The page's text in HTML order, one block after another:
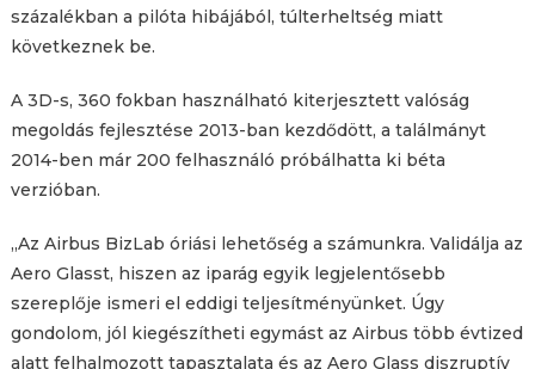
százalékban a pilóta hibájából, túlterheltség miatt
következnek be.
A 3D-s, 360 fokban használható kiterjesztett valóság
megoldás fejlesztése 2013-ban kezdődött, a találmányt
2014-ben már 200 felhasználó próbálhatta ki béta
verzióban.
„Az Airbus BizLab óriási lehetőség a számunkra. Validálja az
Aero Glasst, hiszen az iparág egyik legjelentősebb
szereplője ismeri el eddigi teljesítményünket. Úgy
gondolom, jól kiegészítheti egymást az Airbus több évtized
alatt felhalmozott tapasztalata és az Aero Glass diszruptív